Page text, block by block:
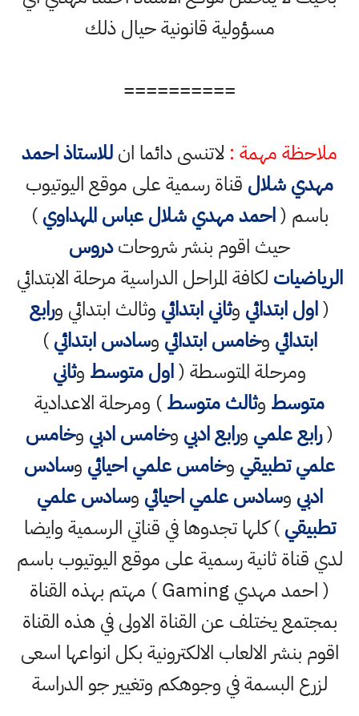
مسؤولية قانونية حيال ذلك
==========
ملاحظة مهمة : لاتنسى دائما انللاستاذ احمد
مهدي شلال قناة رسمية على موقع اليوتيوب
باسم (احمد مهدي شلال عباس المهداوي)
حيث اقوم بنشر شروحاتدروس
الرياضيات لكافة المراحل الدراسية مرحلة الابتدائي
(اول ابتدائي وثاني ابتدائي وثالث ابتدائي ورابع
ابتدائي وخامس ابتدائي وسادس ابتدائي)
ومرحلة المتوسطة (اول متوسط وثاني
متوسط وثالث متوسط) ومرحلة الاعدادية
(رابع علمي ورابع ادبي وخامس ادبي وخامس
علمي تطبيقي وخامس علمي احيائي وسادس
ادبي وسادس علمي احيائي وسادس علمي
تطبيقي) كلها تجدوها في قناتي الرسمية وايضا
لدي قناة ثانية رسمية على موقع اليوتيوب باسم
( احمد مهدي Gaming ) مهتم بهذه القناة
بمجتمع يختلف عن القناة الاولى في هذه القناة
اقوم بنشر الالعاب الالكترونية بكل انواعها اسعى
لزرع البسمة في وجوهكم وتغيير جو الدراسة